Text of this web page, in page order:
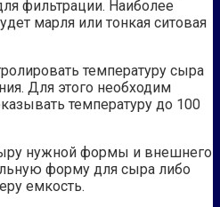
фильтрации. Наиболее
марля или тонкая ситовая
температуру сыра
Для этого необходим
температуру до 100
нужной формы и внешнего
форму для сыра либо
емкость.